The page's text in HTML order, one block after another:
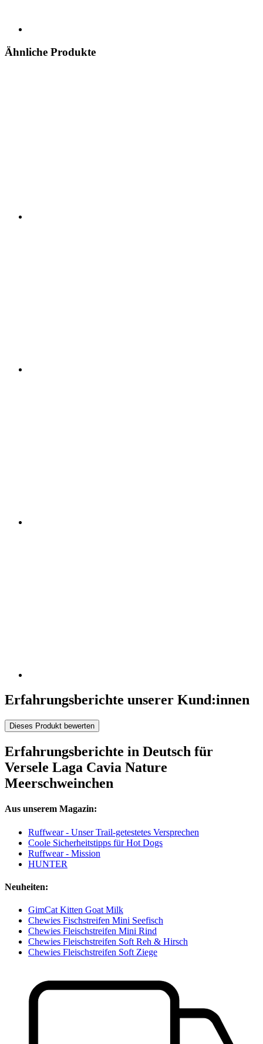
Ähnliche Produkte
Erfahrungsberichte unserer Kund:innen
Dieses Produkt bewerten
Erfahrungsberichte in Deutsch für
Versele Laga Cavia Nature
Meerschweinchen
Aus unserem Magazin:
Ruffwear - Unser Trail-getestetes Versprechen
Coole Sicherheitstipps für Hot Dogs
Ruffwear - Mission
HUNTER
Neuheiten:
GimCat Kitten Goat Milk
Chewies Fischstreifen Mini Seefisch
Chewies Fleischstreifen Mini Rind
Chewies Fleischstreifen Soft Reh & Hirsch
Chewies Fleischstreifen Soft Ziege